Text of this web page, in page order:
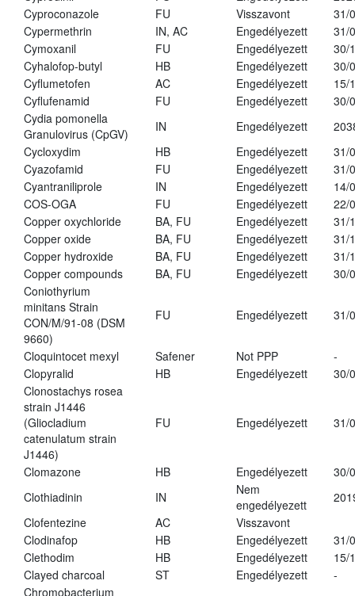
Cyproconazole
FU Visszavont
31/
Cypermethrin
IN, AC Engedélyezett
31/
Cymoxanil
FU Engedélyezett
30/
Cyhalofop-butyl
HB Engedélyezett
30/
Cyflumetofen
AC Engedélyezett
15/
Cyflufenamid
FU Engedélyezett
30/
Cydia pomonella
Granulovirus (CpGV)
IN Engedélyezett
Cycloxydim
HB Engedélyezett
31/
Cyazofamid
FU Engedélyezett
31/
Cyantraniliprole
IN Engedélyezett
14/
COS-OGA
FU Engedélyezett
22/
Copper oxychloride
BA, FU Engedélyezett
31/
Copper oxide
BA, FU Engedélyezett
31/
Copper hydroxide
BA, FU Engedélyezett
31/
Copper compounds
BA, FU Engedélyezett
30/
Coniothyrium
minitans Strain
CON/M/91-08 (DSM
9660)
FU Engedélyezett 31/
Cloquintocet mexyl Safener Not PPP
-
Clopyralid
HB Engedélyezett
30/
Clonostachys rosea
strain J1446
(Gliocladium
catenulatum strain
J1446)
FU Engedélyezett 31/
Clomazone HB Engedélyezett
30/
Clothiadinin
IN
Nem
engedélyezett
Clofentezine
AC
Visszavont
Clodinafop
HB Engedélyezett
31/
Clethodim
HB Engedélyezett
15/
Clayed charcoal
ST Engedélyezett
-
Chromobacterium